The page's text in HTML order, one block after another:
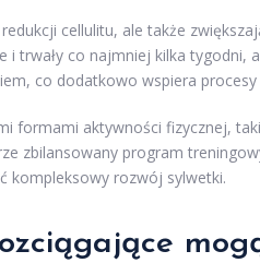
cellulitu, ale także
i trwały co najmniej kilka tygodni,
co dodatkowo wspiera
formami aktywności fizycznej,
zbilansowany program
kompleksowy rozwój sylwetki.